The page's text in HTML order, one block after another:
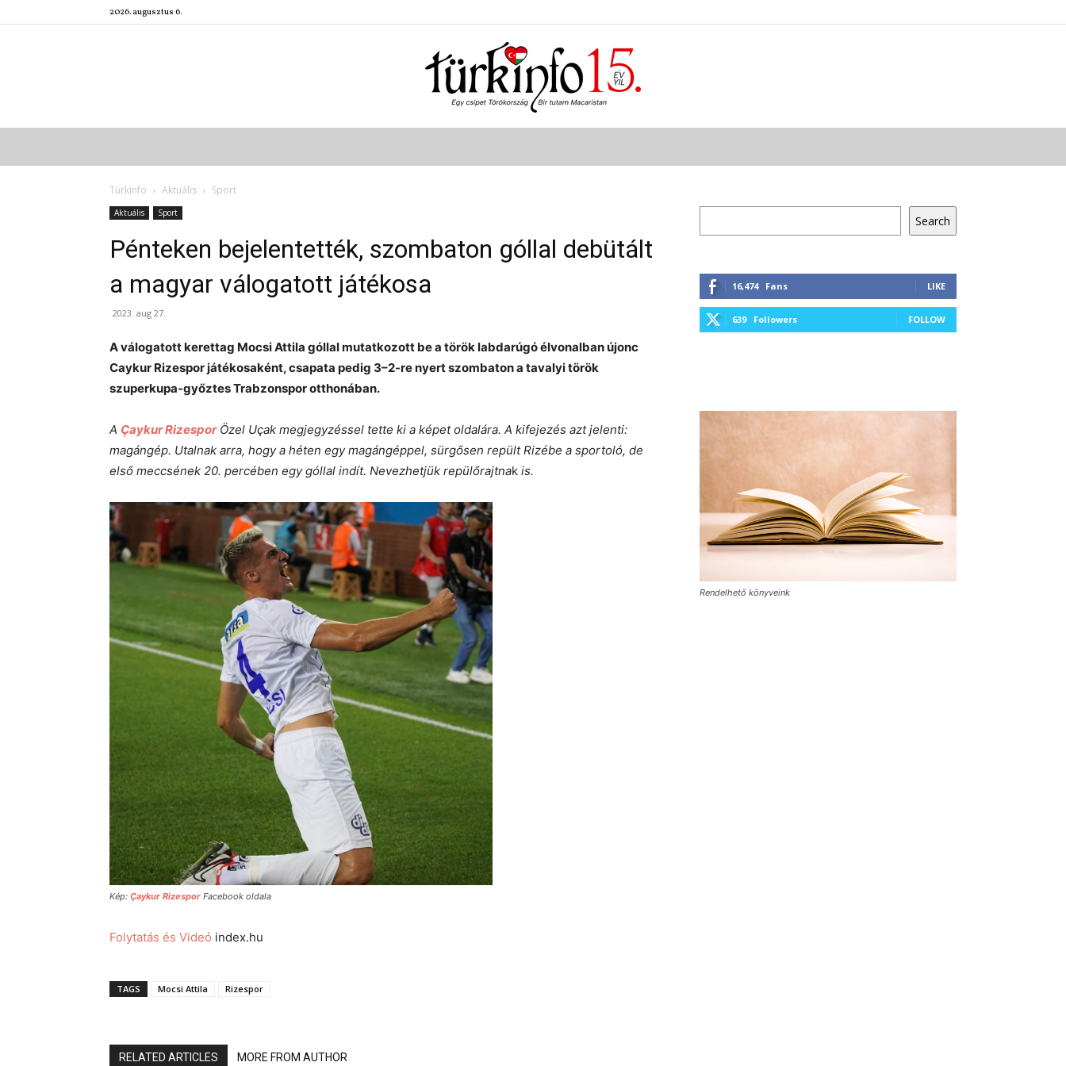
2026. augusztus 6.
Türkinfo
Türkinfo Aktuális Sport
Aktuális Sport
Pénteken bejelentették, szombaton góllal debütált
a magyar válogatott játékosa
2023. aug 27.
A válogatott kerettag Mocsi Attila góllal mutatkozott be a török labdarúgó élvonalban újonc
Caykur Rizespor játékosaként, csapata pedig 3–2-re nyert szombaton a tavalyi török
szuperkupa-győztes Trabzonspor otthonában.
A Çaykur RizesporÖzel Uçak megjegyzéssel tette ki a képet oldalára. A kifejezés azt jelenti:
magángép. Utalnak arra, hogy a héten egy magángéppel, sürgősen repült Rizébe a sportoló, de
első meccsének 20. percében egy góllal indít. Nevezhetjük repülőrajtnak is.
Kép: Çaykur Rizespor Facebook oldala
Folytatás és Videó index.hu
TAGS Mocsi Attila Rizespor
RELATED ARTICLES MORE FROM AUTHOR
Search
16,474 Fans LIKE
639 Followers FOLLOW
Rendelhető könyveink